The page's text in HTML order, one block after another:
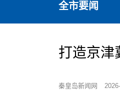
全市要闻
打造京津
秦皇岛新闻网